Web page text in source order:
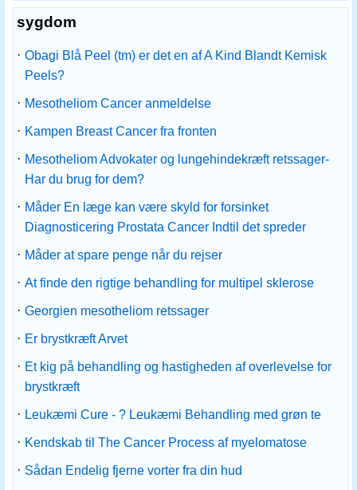
sygdom
· Obagi Blå Peel (tm) er det en af ​​A Kind Blandt Kemisk
Peels?
· Mesotheliom Cancer anmeldelse
· Kampen Breast Cancer fra fronten
· Mesotheliom Advokater og lungehindekræft retssager-
Har du brug for dem?
· Måder En læge kan være skyld for forsinket
Diagnosticering Prostata Cancer Indtil det spreder
· Måder at spare penge når du rejser
· At finde den rigtige behandling for multipel sklerose
· Georgien mesotheliom retssager
· Er brystkræft Arvet
· Et kig på behandling og hastigheden af ​​overlevelse for
brystkræft
· Leukæmi Cure - ? Leukæmi Behandling med grøn te
· Kendskab til The Cancer Process af myelomatose
· Sådan Endelig fjerne vorter fra din hud